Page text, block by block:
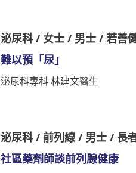
泌尿科 / 女士 / 男士 / 若善
難以預「尿」
泌尿科專科 林建文醫生
泌尿科 / 前列線 / 男士 / 長
社區藥劑師談前列腺健康